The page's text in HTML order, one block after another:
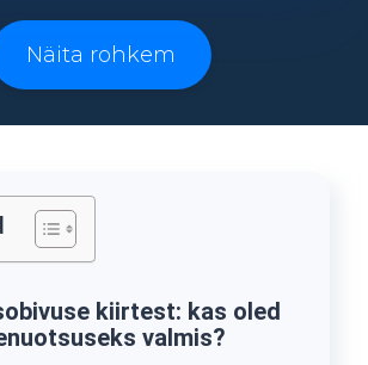
Näita rohkem
kiirtest: kas oled
valmis?